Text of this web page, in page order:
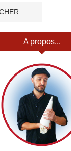
A propos...